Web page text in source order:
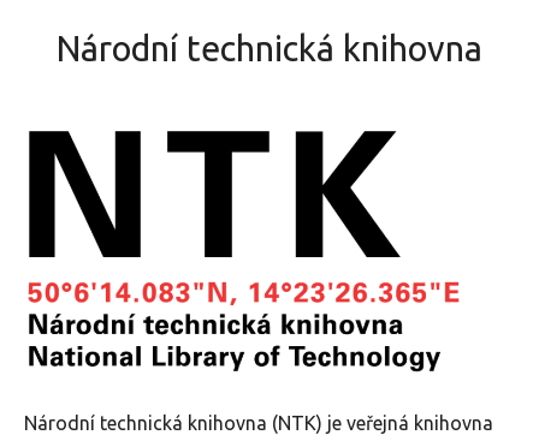
Národní technická knihovna
Národní technická knihovna (NTK) je veřejná knihovna